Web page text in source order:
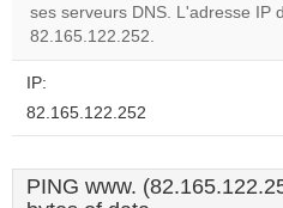
ses serveurs DNS. L'adresse IP
82.165.122.252.
IP:
82.165.122.252
PING www.